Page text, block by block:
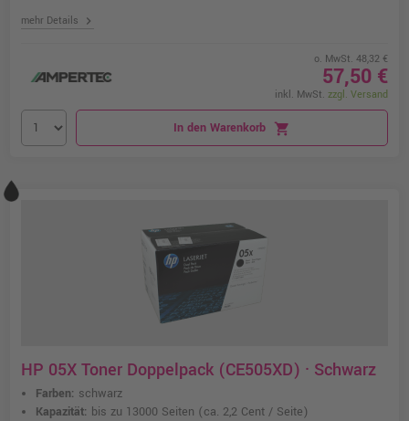
mehr Details chevron_right
o. MwSt. 48,32 €
57,50 €
inkl. MwSt. zzgl. Versand
In den Warenkorb shopping_cart
HP 05X Toner Doppelpack (CE505XD) · Schwarz
Farben: schwarz
Kapazität: bis zu 13000 Seiten (ca. 2,2 Cent / Seite)